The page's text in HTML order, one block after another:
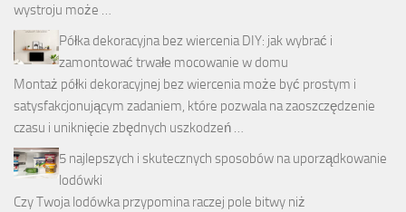
wystroju może …
Półka dekoracyjna bez wiercenia DIY: jak wybrać i
zamontować trwałe mocowanie w domu
Montaż półki dekoracyjnej bez wiercenia może być prostym i
satysfakcjonującym zadaniem, które pozwala na zaoszczędzenie
czasu i uniknięcie zbędnych uszkodzeń …
5 najlepszych i skutecznych sposobów na uporządkowanie
lodówki
Czy Twoja lodówka przypomina raczej pole bitwy niż